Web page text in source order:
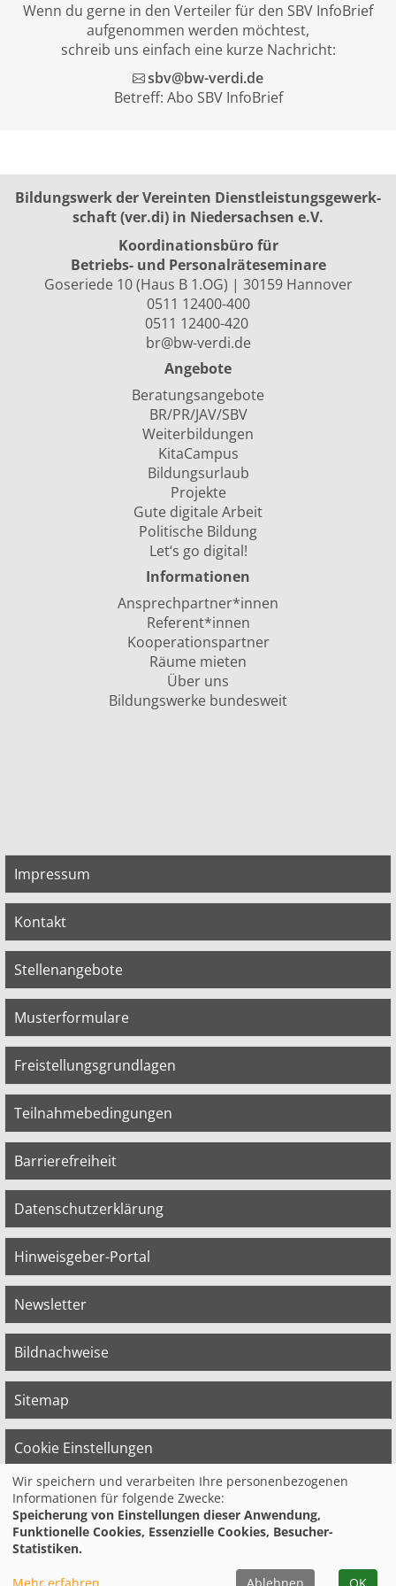
Wenn du gerne in den Verteiler für den SBV InfoBrief
aufgenommen werden möchtest,
schreib uns einfach eine kurze Nachricht:
sbv@bw-verdi.de
Betreff: Abo SBV InfoBrief
Bildungswerk der Vereinten Dienst­leis­tungs­ge­werk­
schaft (ver.di) in Niedersachsen e.V.
Koordinationsbüro für
Betriebs- und Personalräte­seminare
Goseriede 10 (Haus B 1.OG) | 30159 Hannover
0511 12400-400
0511 12400-420
br@bw-verdi.de
Angebote
Beratungsangebote
BR/PR/JAV/SBV
Weiterbildungen
KitaCampus
Bildungsurlaub
Projekte
Gute digitale Arbeit
Politische Bildung
Let‘s go digital!
Informationen
Ansprechpartner*innen
Referent*innen
Kooperationspartner
Räume mieten
Über uns
Bildungswerke bundesweit
Impressum
Kontakt
Stellenangebote
Musterformulare
Freistellungsgrundlagen
Teilnahmebedingungen
Barrierefreiheit
Datenschutzerklärung
Hinweisgeber-Portal
Newsletter
Bildnachweise
Sitemap
Cookie Einstellungen
© 2026 Bildungswerk der Vereinten Dienst­
leis­tungs­ge­werk­schaft (ver.di) in
Niedersachsen e.V.
Wir speichern und verarbeiten Ihre personenbezogenen
Informationen für folgende Zwecke:
Speicherung von Einstellungen dieser Anwendung,
Funktionelle Cookies, Essenzielle Cookies, Besucher-
Statistiken.